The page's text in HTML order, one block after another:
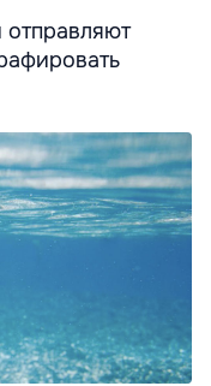
отправляют